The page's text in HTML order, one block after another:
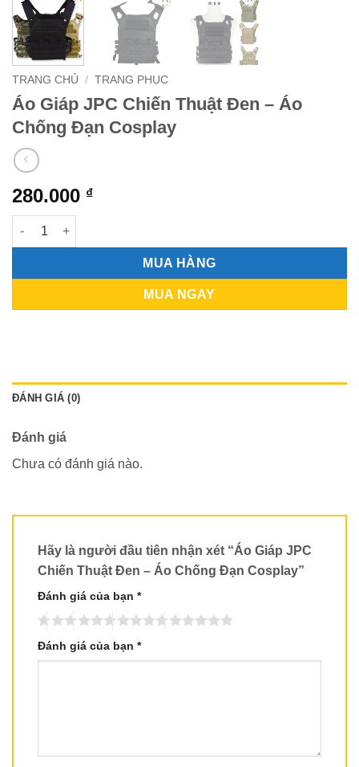
TRANG CHỦ / TRANG PHỤC
Áo Giáp JPC Chiến Thuật Đen – Áo
Chống Đạn Cosplay
280.000 ₫
Áo Giáp JPC Chiến Thuật Đen - Áo Chống Đạn Cosplay số
MUA HÀNG
MUA NGAY
ĐÁNH GIÁ (0)
Đánh giá
Chưa có đánh giá nào.
Hãy là người đầu tiên nhận xét “Áo Giáp JPC
Chiến Thuật Đen – Áo Chống Đạn Cosplay”
Đánh giá của bạn *
Đánh giá của bạn *